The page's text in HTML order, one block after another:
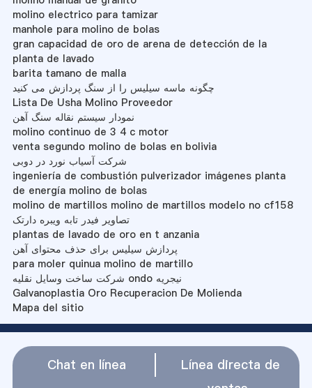
molino electrico para tamizar
manhole para molino de bolas
gran capacidad de oro de arena de detección de la
planta de lavado
barita tamano de malla
چگونه ماسه سیلیس را از سنگ پردازش می کنید
Lista De Usha Molino Proveedor
نمودار سیستم نقاله سنگ آهن
molino continuo de 3 4 c motor
venta segundo molino de bolas en bolivia
شرکت آسیاب نورد در دوبی
ingeniería de combustión pulverizador imágenes planta
de energía molino de bolas
molino de martillos molino de martillos modelo no cf158
تصاویر فیدر تابه ویبره دارتک
plantas de lavado de oro en t anzania
پردازش سیلیس برای حذف محتوای آهن
para moler quinua molino de martillo
شرکت ساخت وسایل نقلیه ondo نیجریه
Galvanoplastia Oro Recuperacion De Molienda
Mapa del sitio
Chat en línea
Línea directa de